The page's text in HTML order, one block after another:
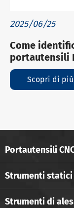
2025/06/25
Come
portautensili
Scopri di più
Portautensili
Strumenti
Strumenti di